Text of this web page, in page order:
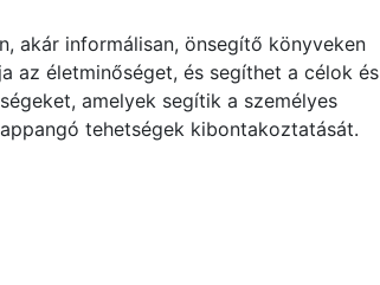
akár informálisan, önsegítő könyveken
az életminőséget, és segíthet a célok és
amelyek segítik a személyes
tehetségek kibontakoztatását.